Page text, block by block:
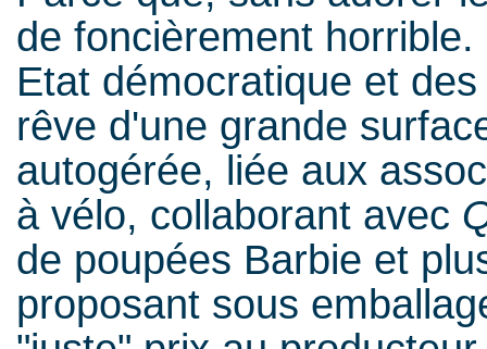
de foncièrement
Etat démocratique et
rêve d'une grande
autogérée, liée aux
à vélo, collaborant avec
de poupées Barbie et
proposant sous